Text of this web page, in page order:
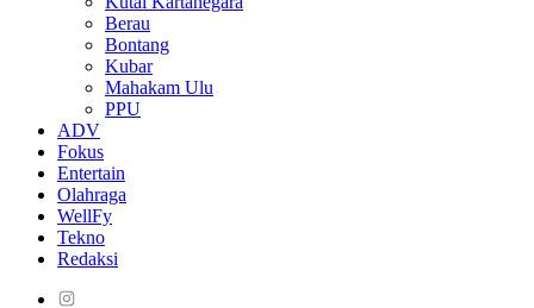
Berau
Bontang
Kubar
Mahakam Ulu
PPU
ADV
Fokus
Entertain
Olahraga
WellFy
Tekno
Redaksi